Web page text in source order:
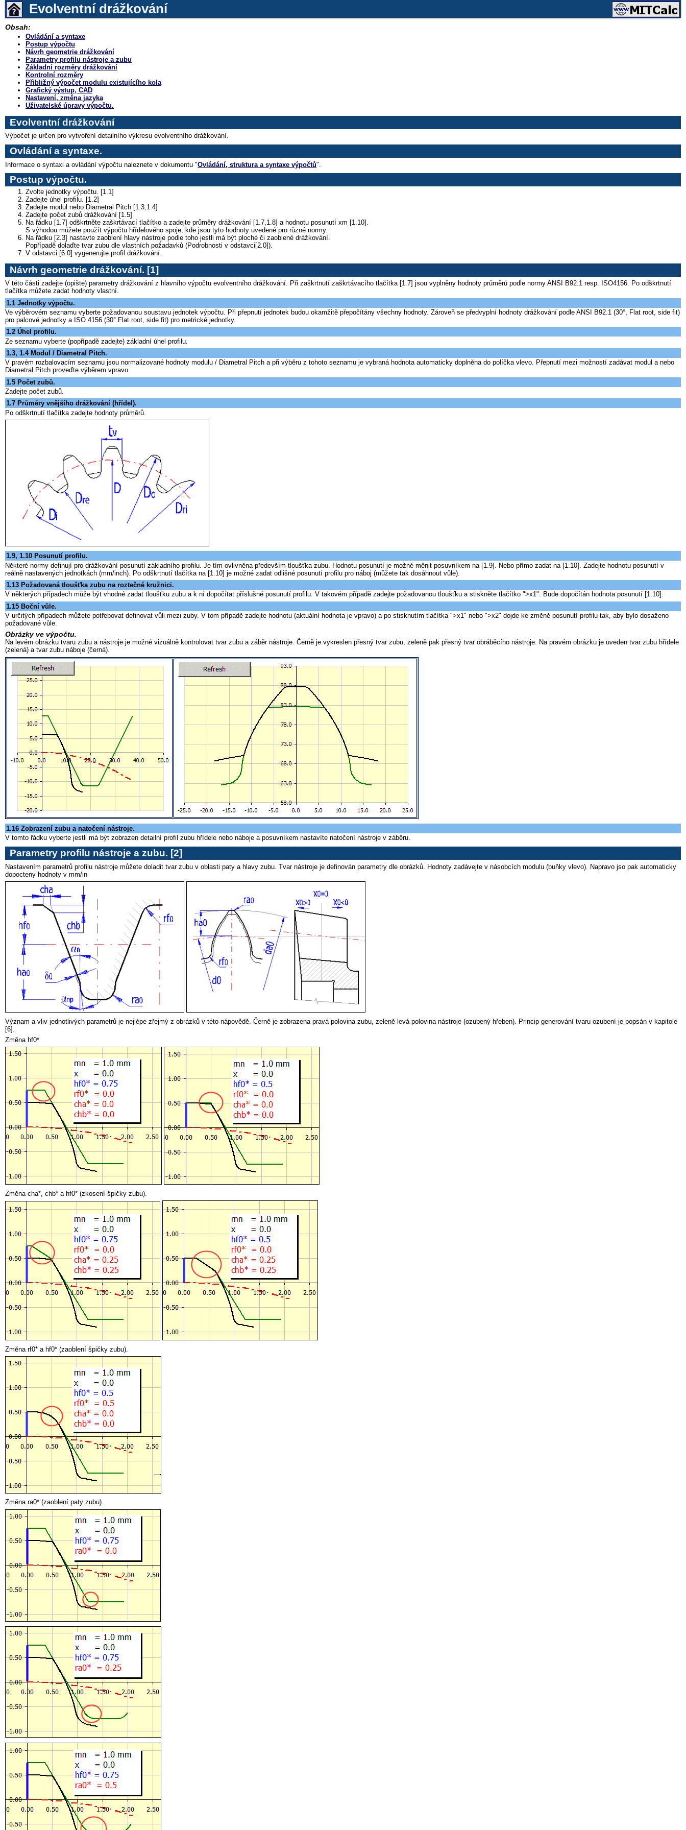
Evolventní drážkování
Obsah:
Ovládání a syntaxe
Postup výpočtu
Návrh geometrie drážkování
Parametry profilu nástroje a zubu
Základní rozměry drážkování
Kontrolní rozměry
Přibližný výpočet modulu existujícího kola
Grafický výstup, CAD
Nastavení, změna jazyka
Uživatelské úpravy výpočtu.
Evolventní drážkování
Výpočet je určen pro vytvoření detailního výkresu evolventního drážkování.
Ovládání a syntaxe.
Informace o syntaxi a ovládání výpočtu naleznete v dokumentu "Ovládání, struktura a syntaxe výpočtů".
Postup výpočtu.
Zvolte jednotky výpočtu. [1.1]
Zadejte úhel profilu. [1.2]
Zadejte modul nebo Diametral Pitch [1.3,1.4]
Zadejte počet zubů drážkování [1.5]
Na řádku [1.7] odškrtněte zaškrtávací tlačítko a zadejte průměry drážkování [1.7,1.8] a hodnotu posunutí xm [1.10].
S výhodou můžete použít výpočtu hřídelového spoje, kde jsou tyto hodnoty uvedené pro různé normy.
Na řádku [2.3] nastavte zaoblení hlavy nástroje podle toho jestli má být ploché či zaoblené drážkování.
Popřípadě dolaďte tvar zubu dle vlastních požadavků (Podrobnosti v odstavci[2.0]).
V odstavci [6.0] vygenerujte profil drážkování.
Návrh geometrie drážkování. [1]
V této části zadejte (opište) parametry drážkování z hlavního výpočtu evolventního drážkování. Při zaškrtnutí zaškrtávacího tlačítka [1.7] jsou vyplněny hodnoty průměrů podle normy ANSI B92.1 resp. ISO4156. Po odškrtnutí
tlačítka můžete zadat hodnoty vlastní.
1.1 Jednotky výpočtu.
Ve výběrovém seznamu vyberte požadovanou soustavu jednotek výpočtu. Při přepnutí jednotek budou okamžitě přepočítány všechny hodnoty. Zároveň se předvyplní hodnoty drážkování podle ANSI B92.1 (30°, Flat root, side fit)
pro palcové jednotky a ISO 4156 (30° Flat root, side fit) pro metrické jednotky.
1.2 Úhel profilu.
Ze seznamu vyberte (popřípadě zadejte) základní úhel profilu.
1.3, 1.4 Modul / Diametral Pitch.
V pravém rozbalovacím seznamu jsou normalizované hodnoty modulu / Diametral Pitch a při výběru z tohoto seznamu je vybraná hodnota automaticky doplněna do políčka vlevo. Přepnutí mezi možností zadávat modul a nebo
Diametral Pitch proveďte výběrem vpravo.
1.5 Počet zubů.
Zadejte počet zubů.
1.7 Průměry vnějšího drážkování (hřídel).
Po odškrtnutí tlačítka zadejte hodnoty průměrů.
1.9, 1.10 Posunutí profilu.
Některé normy definují pro drážkování posunutí základního profilu. Je tím ovlivněna především tloušťka zubu. Hodnotu posunutí je možné měnit posuvníkem na [1.9]. Nebo přímo zadat na [1.10]. Zadejte hodnotu posunutí v
reálně nastavených jednotkách (mm/inch). Po odškrtnutí tlačítka na [1.10] je možné zadat odlišné posunutí profilu pro náboj (můžete tak dosáhnout vůle).
1.13 Požadovaná tloušťka zubu na roztečné kružnici.
V některých případech může být vhodné zadat tloušťku zubu a k ní dopočítat příslušné posunutí profilu. V takovém případě zadejte požadovanou tloušťku a stiskněte tlačítko ">x1". Bude dopočítán hodnota posunutí [1.10].
1.15 Boční vůle.
V určitých případech můžete potřebovat definovat vůli mezi zuby. V tom případě zadejte hodnotu (aktuální hodnota je vpravo) a po stisknutím tlačítka ">x1" nebo ">x2" dojde ke změně posunutí profilu tak, aby bylo dosaženo
požadované vůle.
Obrázky ve výpočtu.
Na levém obrázku tvaru zubu a nástroje je možné vizuálně kontrolovat tvar zubu a záběr nástroje. Černě je vykreslen přesný tvar zubu, zeleně pak přesný tvar obráběcího nástroje. Na pravém obrázku je uveden tvar zubu hřídele
(zelená) a tvar zubu náboje (černá).
1.16 Zobrazení zubu a natočení nástroje.
V tomto řádku vyberte jestli má být zobrazen detailní profil zubu hřídele nebo náboje a posuvníkem nastavíte natočení nástroje v záběru.
Parametry profilu nástroje a zubu. [2]
Nastavením parametrů profilu nástroje můžete doladit tvar zubu v oblasti paty a hlavy zubu. Tvar nástroje je definován parametry dle obrázků. Hodnoty zadávejte v násobcích modulu (buňky vlevo). Napravo jso pak automaticky
dopocteny hodnoty v mm/in
Význam a vliv jednotlivých parametrů je nejlépe zřejmý z obrázků v této nápovědě. Černě je zobrazena pravá polovina zubu, zeleně levá polovina nástroje (ozubený hřeben). Princip generování tvaru ozubení je popsán v kapitole
[6].
Změna hf0*
Změna cha*, chb* a hf0* (zkosení špičky zubu).
Změna rf0* a hf0* (zaoblení špičky zubu).
Změna ra0* (zaoblení paty zubu).